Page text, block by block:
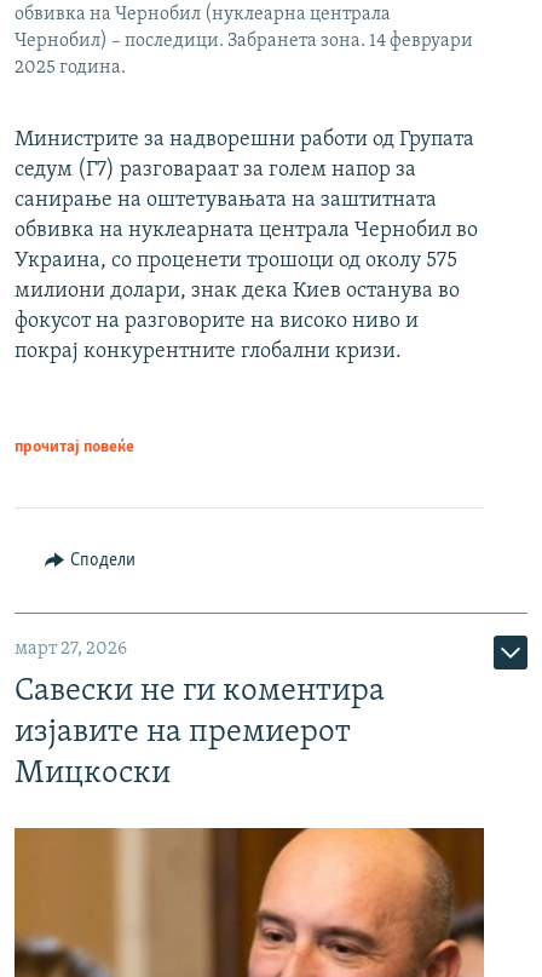
обвивка на Чернобил (нуклеарна централа
Чернобил) – последици. Забранета зона. 14 февруари
2025 година.
Министрите за надворешни работи од Групата
седум (Г7) разговараат за голем напор за
санирање на оштетувањата на заштитната
обвивка на нуклеарната централа Чернобил во
Украина, со проценети трошоци од околу 575
милиони долари, знак дека Киев останува во
фокусот на разговорите на високо ниво и
покрај конкурентните глобални кризи.
прочитај повеќе
Сподели
март 27, 2026
Савески не ги коментира
изјавите на премиерот
Мицкоски